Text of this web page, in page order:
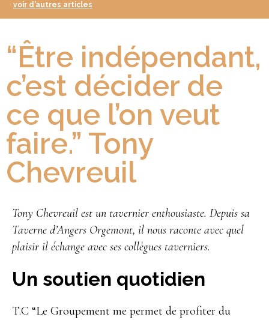
voir d’autres articles
“Être indépendant,
c’est décider de
ce que l’on veut
faire.” Tony
Chevreuil
Tony Chevreuil est un tavernier enthousiaste. Depuis sa
Taverne d’Angers Orgemont, il nous raconte avec quel
plaisir il échange avec ses collègues taverniers.
Un soutien quotidien
T.C “Le Groupement me permet de profiter du